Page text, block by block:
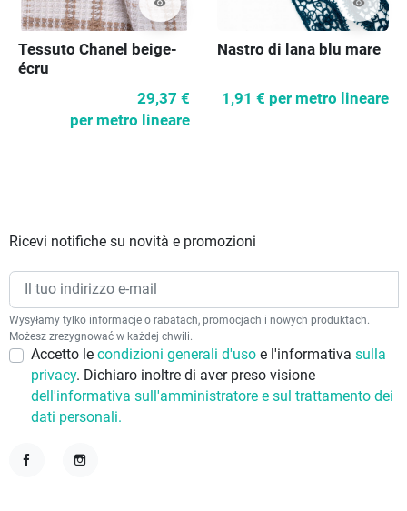
visibility
Tessuto Chanel beige-
écru
29,37 €
per metro lineare
visibility
Nastro di lana blu mare
1,91 € per metro lineare
Ricevi notifiche su novità e promozioni
Wysyłamy tylko informacje o rabatach, promocjach i nowych produktach.
Możesz zrezygnować w każdej chwili.
Accetto le condizioni generali d'uso e l'informativa sulla
privacy. Dichiaro inoltre di aver preso visione
dell'informativa sull'amministratore e sul trattamento dei
dati personali.